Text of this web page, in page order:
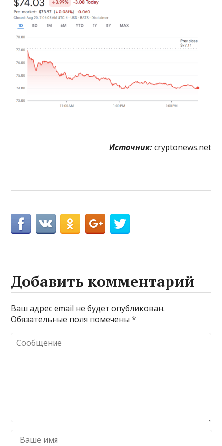
Источник: cryptonews.net
Добавить комментарий
Ваш адрес email не будет опубликован.
Обязательные поля помечены*